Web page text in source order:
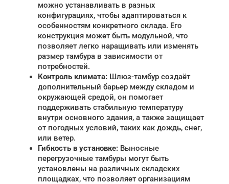
можно устанавливать в разных
конфигурациях, чтобы адаптироваться к
особенностям конкретного склада. Его
конструкция может быть модульной, что
позволяет легко наращивать или изменять
размер тамбура в зависимости от
потребностей.
Контроль климата: Шлюз-тамбур создаёт
дополнительный барьер между складом и
окружающей средой, он помогает
поддерживать стабильную температуру
внутри основного здания, а также защищает
от погодных условий, таких как дождь, снег,
или ветер.
Гибкость в установке: Выносные
перегрузочные тамбуры могут быть
установлены на различных складских
площадках, что позволяет организациям